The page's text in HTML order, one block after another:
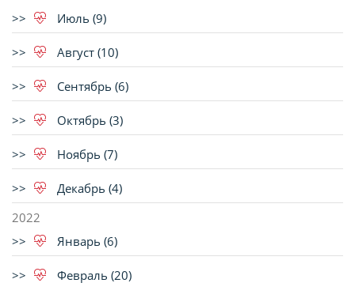
Июль (9)
Август (10)
Сентябрь (6)
Октябрь (3)
Ноябрь (7)
Декабрь (4)
2022
Январь (6)
Февраль (20)